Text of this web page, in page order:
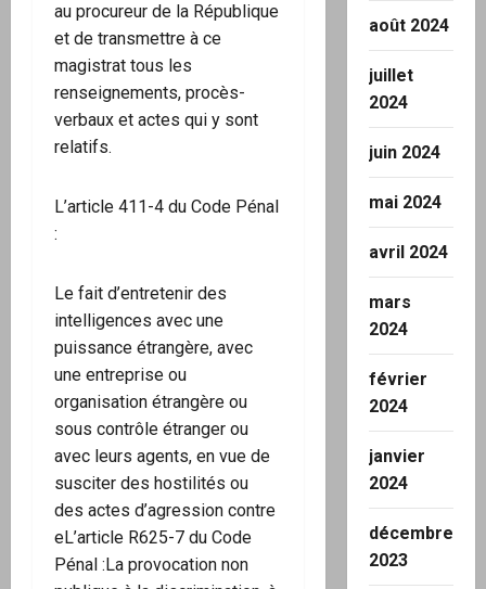
au procureur de la République
et de transmettre à ce
magistrat tous les
renseignements, procès-
verbaux et actes qui y sont
relatifs.
L’article 411-4 du Code Pénal
:
Le fait d’entretenir des
intelligences avec une
puissance étrangère, avec
une entreprise ou
organisation étrangère ou
sous contrôle étranger ou
avec leurs agents, en vue de
susciter des hostilités ou
des actes d’agression contre
eL’article R625-7 du Code
Pénal :La provocation non
août 2024
juillet
2024
juin 2024
mai 2024
avril 2024
mars
2024
février
2024
janvier
2024
décembre
2023